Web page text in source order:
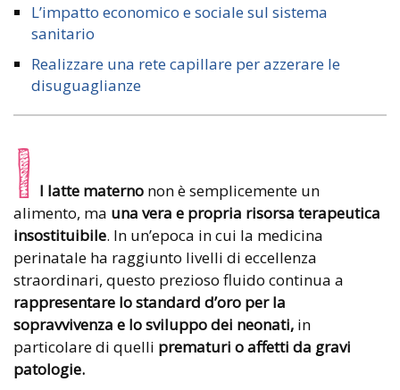
L’impatto economico e sociale sul sistema
sanitario
Realizzare una rete capillare per azzerare le
disuguaglianze
I l latte materno non è semplicemente un
alimento, ma una vera e propria risorsa terapeutica
insostituibile. In un’epoca in cui la medicina
perinatale ha raggiunto livelli di eccellenza
straordinari, questo prezioso fluido continua a
rappresentare lo standard d’oro per la
sopravvivenza e lo sviluppo dei neonati, in
particolare di quelli prematuri o affetti da gravi
patologie.